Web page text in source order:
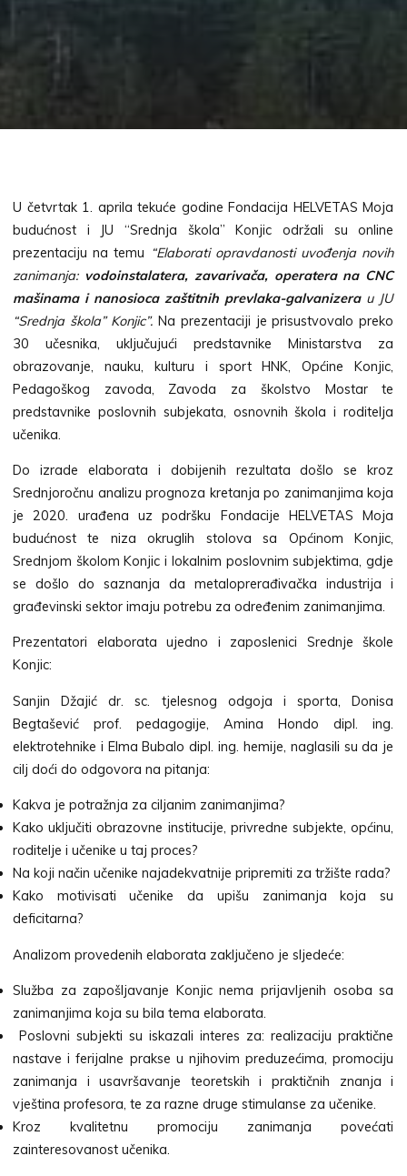
U četvrtak 1. aprila tekuće godine Fondacija HELVETAS Moja
budućnost i JU “Srednja škola” Konjic održali su online
prezentaciju na temu “Elaborati opravdanosti uvođenja novih
zanimanja: vodoinstalatera, zavarivača, operatera na CNC
mašinama i nanosioca zaštitnih prevlaka-galvanizera u JU
“Srednja škola” Konjic”. Na prezentaciji je prisustvovalo preko
30 učesnika, uključujući predstavnike Ministarstva za
obrazovanje, nauku, kulturu i sport HNK, Općine Konjic,
Pedagoškog zavoda, Zavoda za školstvo Mostar te
predstavnike poslovnih subjekata, osnovnih škola i roditelja
učenika.
Do izrade elaborata i dobijenih rezultata došlo se kroz
Srednjoročnu analizu prognoza kretanja po zanimanjima koja
je 2020. urađena uz podršku Fondacije HELVETAS Moja
budućnost te niza okruglih stolova sa Općinom Konjic,
Srednjom školom Konjic i lokalnim poslovnim subjektima, gdje
se došlo do saznanja da metaloprerađivačka industrija i
građevinski sektor imaju potrebu za određenim zanimanjima.
Prezentatori elaborata ujedno i zaposlenici Srednje škole
Konjic:
Sanjin Džajić dr. sc. tjelesnog odgoja i sporta, Donisa
Begtašević prof. pedagogije, Amina Hondo dipl. ing.
elektrotehnike i Elma Bubalo dipl. ing. hemije, naglasili su da je
cilj doći do odgovora na pitanja:
Kakva je potražnja za ciljanim zanimanjima?
Kako uključiti obrazovne institucije, privredne subjekte, općinu,
roditelje i učenike u taj proces?
Na koji način učenike najadekvatnije pripremiti za tržište rada?
Kako motivisati učenike da upišu zanimanja koja su
deficitarna?
Analizom provedenih elaborata zaključeno je sljedeće:
Služba za zapošljavanje Konjic nema prijavljenih osoba sa
zanimanjima koja su bila tema elaborata.
Poslovni subjekti su iskazali interes za: realizaciju praktične
nastave i ferijalne prakse u njihovim preduzećima, promociju
zanimanja i usavršavanje teoretskih i praktičnih znanja i
vještina profesora, te za razne druge stimulanse za učenike.
Kroz kvalitetnu promociju zanimanja povećati
zainteresovanost učenika.